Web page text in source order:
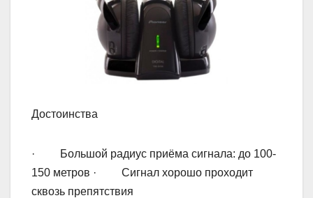
Достоинства
· Большой радиус приёма сигнала: до 100-
150 метров · Сигнал хорошо проходит
сквозь препятствия